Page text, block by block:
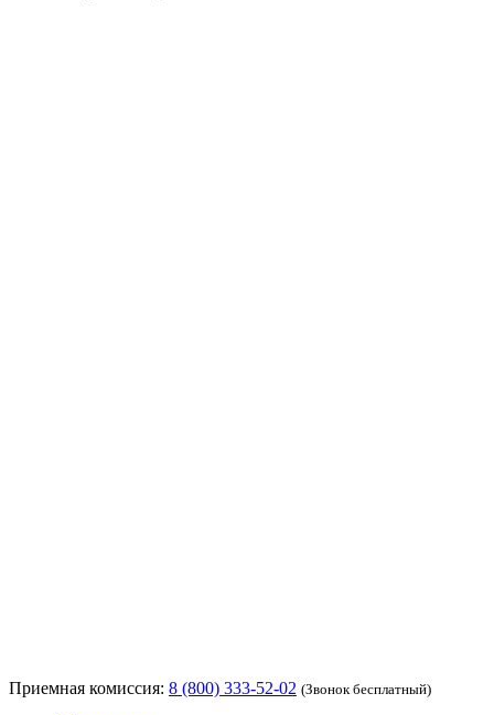
Приемная комиссия: 8 (800) 333-52-02 (Звонок бесплатный)